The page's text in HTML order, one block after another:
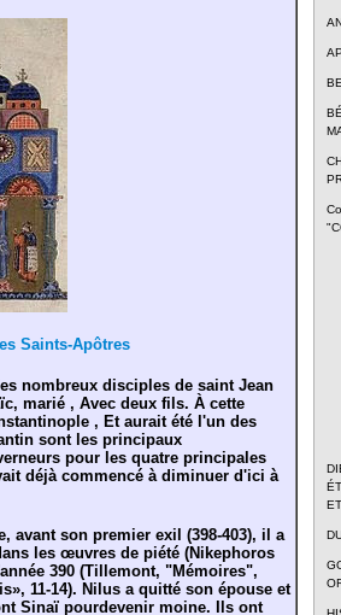
Saints-Apôtres
nombreux disciples de saint Jean
marié , Avec deux fils. À cette
, Et aurait été l'un des
sont les principaux
pour les quatre principales
déjà commencé à diminuer d'ici à
avant son premier exil (398-403), il a
les œuvres de piété (Nikephoros
390 (Tillemont, "Mémoires",
11-14). Nilus a quitté son épouse et
Sinaï pourdevenir moine. Ils ont